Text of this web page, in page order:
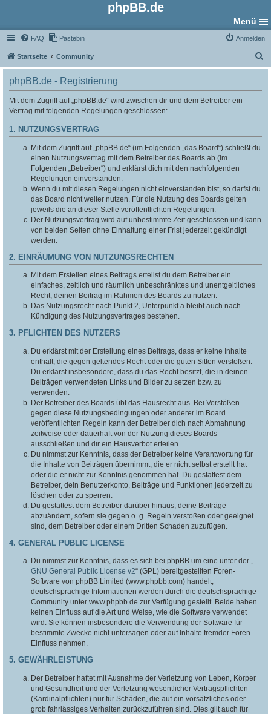
phpBB.de
Menü
FAQ Pastebin Anmelden
Startseite Community
u
phpBB.de - Registrierung
Mit dem Zugriff auf „phpBB.de“ wird zwischen dir und dem Betreiber ein
Vertrag mit folgenden Regelungen geschlossen:
1. NUTZUNGSVERTRAG
Mit dem Zugriff auf „phpBB.de“ (im Folgenden „das Board“) schließt du
einen Nutzungsvertrag mit dem Betreiber des Boards ab (im
Folgenden „Betreiber“) und erklärst dich mit den nachfolgenden
Regelungen einverstanden.
Wenn du mit diesen Regelungen nicht einverstanden bist, so darfst du
das Board nicht weiter nutzen. Für die Nutzung des Boards gelten
jeweils die an dieser Stelle veröffentlichten Regelungen.
Der Nutzungsvertrag wird auf unbestimmte Zeit geschlossen und kann
von beiden Seiten ohne Einhaltung einer Frist jederzeit gekündigt
werden.
2. EINRÄUMUNG VON NUTZUNGSRECHTEN
Mit dem Erstellen eines Beitrags erteilst du dem Betreiber ein
einfaches, zeitlich und räumlich unbeschränktes und unentgeltliches
Recht, deinen Beitrag im Rahmen des Boards zu nutzen.
Das Nutzungsrecht nach Punkt 2, Unterpunkt a bleibt auch nach
Kündigung des Nutzungsvertrages bestehen.
3. PFLICHTEN DES NUTZERS
Du erklärst mit der Erstellung eines Beitrags, dass er keine Inhalte
enthält, die gegen geltendes Recht oder die guten Sitten verstoßen.
Du erklärst insbesondere, dass du das Recht besitzt, die in deinen
Beiträgen verwendeten Links und Bilder zu setzen bzw. zu
verwenden.
Der Betreiber des Boards übt das Hausrecht aus. Bei Verstößen
gegen diese Nutzungsbedingungen oder anderer im Board
veröffentlichten Regeln kann der Betreiber dich nach Abmahnung
zeitweise oder dauerhaft von der Nutzung dieses Boards
ausschließen und dir ein Hausverbot erteilen.
Du nimmst zur Kenntnis, dass der Betreiber keine Verantwortung für
die Inhalte von Beiträgen übernimmt, die er nicht selbst erstellt hat
oder die er nicht zur Kenntnis genommen hat. Du gestattest dem
Betreiber, dein Benutzerkonto, Beiträge und Funktionen jederzeit zu
löschen oder zu sperren.
Du gestattest dem Betreiber darüber hinaus, deine Beiträge
abzuändern, sofern sie gegen o. g. Regeln verstoßen oder geeignet
sind, dem Betreiber oder einem Dritten Schaden zuzufügen.
4. GENERAL PUBLIC LICENSE
Du nimmst zur Kenntnis, dass es sich bei phpBB um eine unter der „
GNU General Public License v2“ (GPL) bereitgestellten Foren-
Software von phpBB Limited (www.phpbb.com) handelt;
deutschsprachige Informationen werden durch die deutschsprachige
Community unter www.phpbb.de zur Verfügung gestellt. Beide haben
keinen Einfluss auf die Art und Weise, wie die Software verwendet
wird. Sie können insbesondere die Verwendung der Software für
bestimmte Zwecke nicht untersagen oder auf Inhalte fremder Foren
Einfluss nehmen.
5. GEWÄHRLEISTUNG
Der Betreiber haftet mit Ausnahme der Verletzung von Leben, Körper
und Gesundheit und der Verletzung wesentlicher Vertragspflichten
(Kardinalpflichten) nur für Schäden, die auf ein vorsätzliches oder
grob fahrlässiges Verhalten zurückzuführen sind. Dies gilt auch für